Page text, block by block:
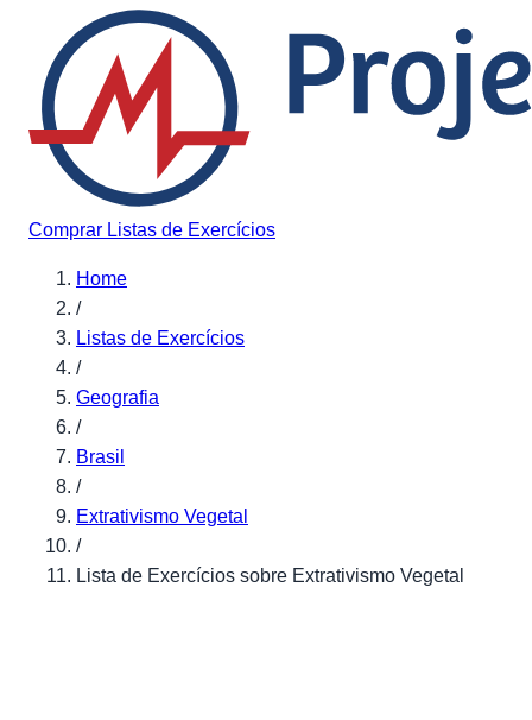
Pular para o conteúdo
Comprar Listas de Exercícios
Home
/
Listas de Exercícios
/
Geografia
/
Brasil
/
Extrativismo Vegetal
/
Lista de Exercícios sobre Extrativismo Vegetal